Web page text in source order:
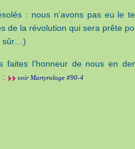
: nous n’avons pas eu le
de la révolution qui sera prête
sûr…)
faites l’honneur de nous en
:
voir Martyrologe #90-4